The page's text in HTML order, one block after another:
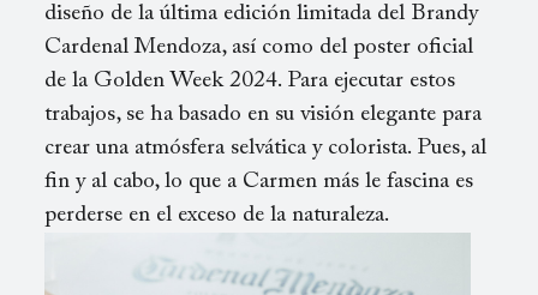
diseño de la última edición limitada del Brandy
Cardenal Mendoza, así como del poster oficial
de la Golden Week 2024. Para ejecutar estos
trabajos, se ha basado en su visión elegante para
crear una atmósfera selvática y colorista. Pues, al
fin y al cabo, lo que a Carmen más le fascina es
perderse en el exceso de la naturaleza.